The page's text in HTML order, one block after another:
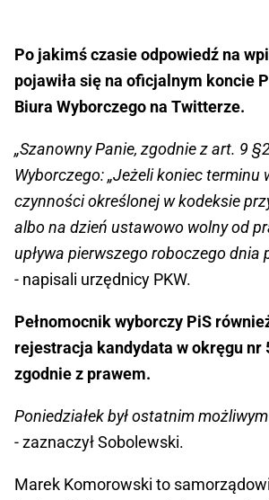
Po jakimś czasie odpowiedź na
pojawiła się na oficjalnym koncie
Biura Wyborczego na Twitterze.
„Szanowny Panie, zgodnie z art. 9
Wyborczego: „Jeżeli koniec terminu
czynności określonej w kodeksie
albo na dzień ustawowo wolny od
upływa pierwszego roboczego dnia
- napisali urzędnicy PKW.
Pełnomocnik wyborczy PiS
rejestracja kandydata w okręgu nr
zgodnie z prawem.
Poniedziałek był ostatnim
- zaznaczył Sobolewski.
Marek Komorowski to